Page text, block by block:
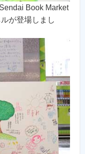
Book Market
が登場しまし